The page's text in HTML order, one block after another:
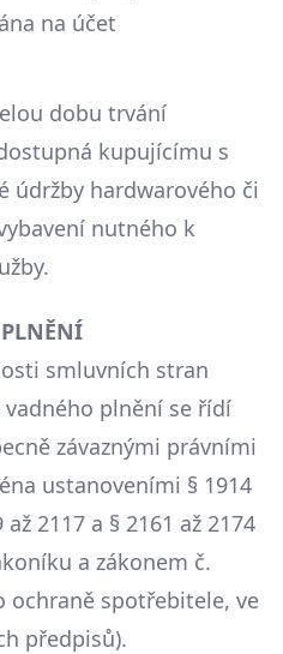
na účet
dobu trvání
kupujícímu s
údržby hardwarového či
nutného k
smluvních stran
vadného plnění se řídí
závaznými právními
ustanoveními § 1914
až 2117 a § 2161 až 2174
a zákonem č.
ochraně spotřebitele, ve
předpisů).